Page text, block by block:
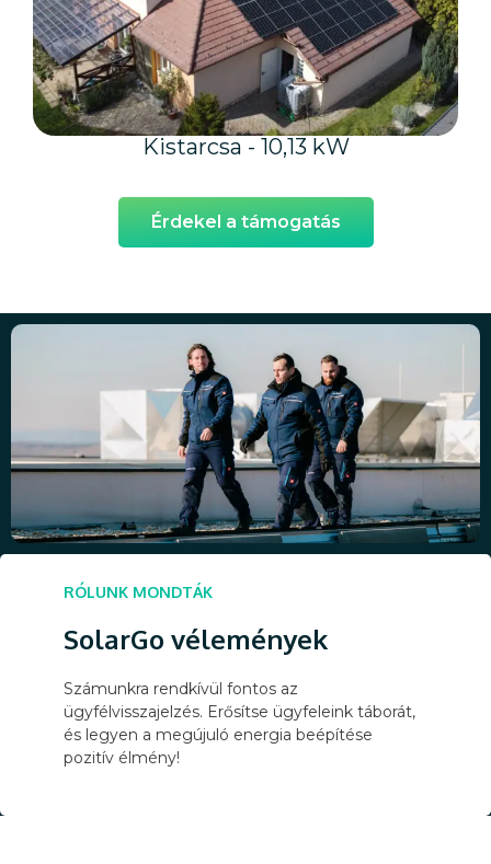
Kistarcsa - 10,13 kW
Érdekel a támogatás
RÓLUNK MONDTÁK
SolarGo vélemények
Számunkra rendkívül fontos az
ügyfélvisszajelzés. Erősítse ügyfeleink táborát,
és legyen a megújuló energia beépítése
pozitív élmény!